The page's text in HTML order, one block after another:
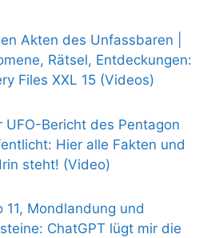
Akten des Unfassbaren |
Rätsel, Entdeckungen:
Files XXL 15 (Videos)
UFO-Bericht des Pentagon
Hier alle Fakten und
steht! (Video)
11, Mondlandung und
ChatGPT lügt mir die